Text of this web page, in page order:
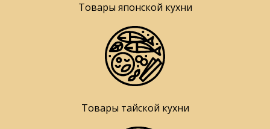
Товары японской кухни
Товары тайской кухни